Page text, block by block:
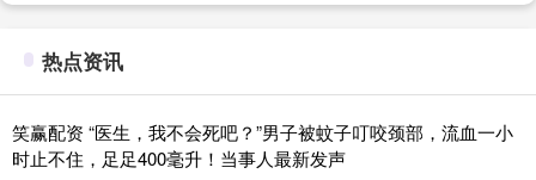
热点资讯
笑赢配资 “医生，我不会死吧？”男子被蚊子叮咬颈部，流血一小
时止不住，足足400毫升！当事人最新发声